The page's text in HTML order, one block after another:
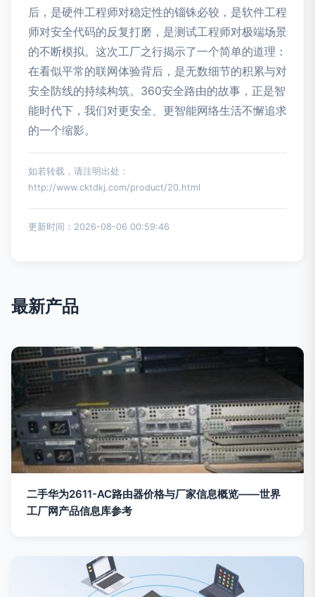
后，是硬件工程师对稳定性的锱铢必较，是软件工程
师对安全代码的反复打磨，是测试工程师对极端场景
的不断模拟。这次工厂之行揭示了一个简单的道理：
在看似平常的联网体验背后，是无数细节的积累与对
安全防线的持续构筑。360安全路由的故事，正是智
能时代下，我们对更安全、更智能网络生活不懈追求
的一个缩影。
如若转载，请注明出处：
http://www.cktdkj.com/product/20.html
更新时间：2026-08-06 00:59:46
最新产品
二手华为2611-AC路由器价格与厂家信息概览——世界
工厂网产品信息库参考